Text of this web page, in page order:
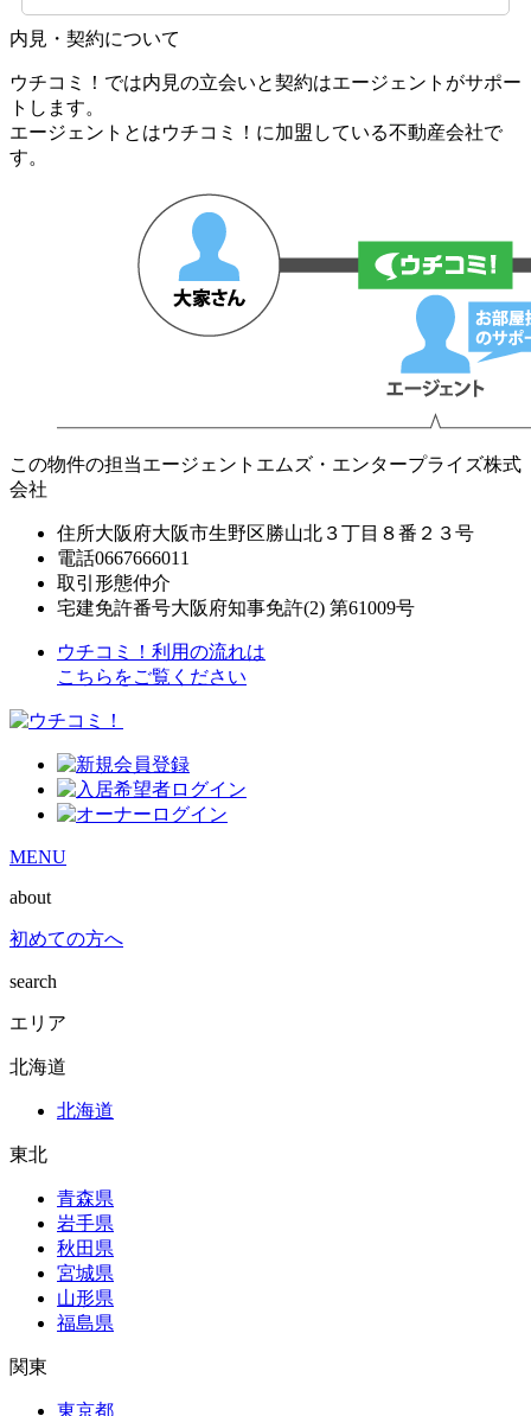
内見・契約について
ウチコミ！では内見の立会いと契約はエージェントがサポー
トします。
エージェントとはウチコミ！に加盟している不動産会社で
す。
この物件の担当エージェント エムズ・エンタープライズ株式
会社
住所大阪府大阪市生野区勝山北３丁目８番２３号
電話0667666011
取引形態仲介
宅建免許番号大阪府知事免許(2) 第61009号
ウチコミ！利用の流れは
こちらをご覧ください
MENU
about
初めての方へ
search
エリア
北海道
北海道
東北
青森県
岩手県
秋田県
宮城県
山形県
福島県
関東
東京都